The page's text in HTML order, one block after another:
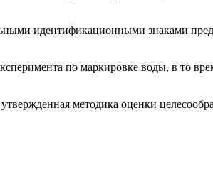
идентификационными знаками
по маркировке воды, в то
методика оценки